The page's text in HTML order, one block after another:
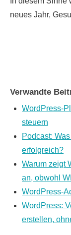
neues Jahr,
Verwandte
WordPress-
steuern
Podcast:
erfolgreich?
Warum zeigt
an, obwohl
WordPress-
WordPress:
erstellen,